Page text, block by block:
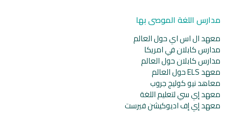
مدارس اللغة الموصى بها
معهد ال اس اي حول العالم
مدارس كابلان في امريكا
مدارس كابلان حول العالم
معهد ELS حول العالم
معاهد نيو كوليج جروب
معهد إي سي لتعليم اللغة
معهد إي إف اديوكيشن فيرست